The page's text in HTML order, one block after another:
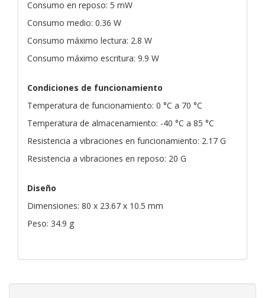
Consumo en reposo: 5 mW
Consumo medio: 0.36 W
Consumo máximo lectura: 2.8 W
Consumo máximo escritura: 9.9 W
Condiciones de funcionamiento
Temperatura de funcionamiento: 0 °C a 70 °C
Temperatura de almacenamiento: -40 °C a 85 °C
Resistencia a vibraciones en funcionamiento: 2.17 G
Resistencia a vibraciones en reposo: 20 G
Diseño
Dimensiones: 80 x 23.67 x 10.5 mm
Peso: 34.9 g